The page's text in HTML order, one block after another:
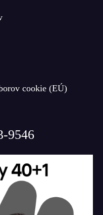
cookie (EÚ)
9546